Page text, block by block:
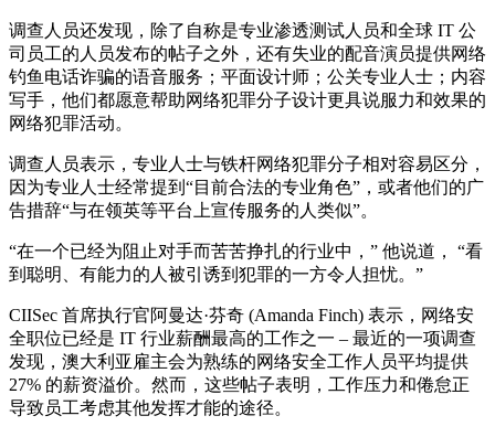
调查人员还发现，除了自称是专业渗透测试人员和全球 IT 公
司员工的人员发布的帖子之外，还有失业的配音演员提供网络
钓鱼电话诈骗的语音服务；平面设计师；公关专业人士；内容
写手，他们都愿意帮助网络犯罪分子设计更具说服力和效果的
网络犯罪活动。
调查人员表示，专业人士与铁杆网络犯罪分子相对容易区分，
因为专业人士经常提到“目前合法的专业角色”，或者他们的广
告措辞“与在领英等平台上宣传服务的人类似”。
“在一个已经为阻止对手而苦苦挣扎的行业中，” 他说道， “看
到聪明、有能力的人被引诱到犯罪的一方令人担忧。”
CIISec 首席执行官阿曼达·芬奇 (Amanda Finch) 表示，网络安
全职位已经是 IT 行业薪酬最高的工作之一 – 最近的一项调查
发现，澳大利亚雇主会为熟练的网络安全工作人员平均提供
27% 的薪资溢价。然而，这些帖子表明，工作压力和倦怠正
导致员工考虑其他发挥才能的途径。